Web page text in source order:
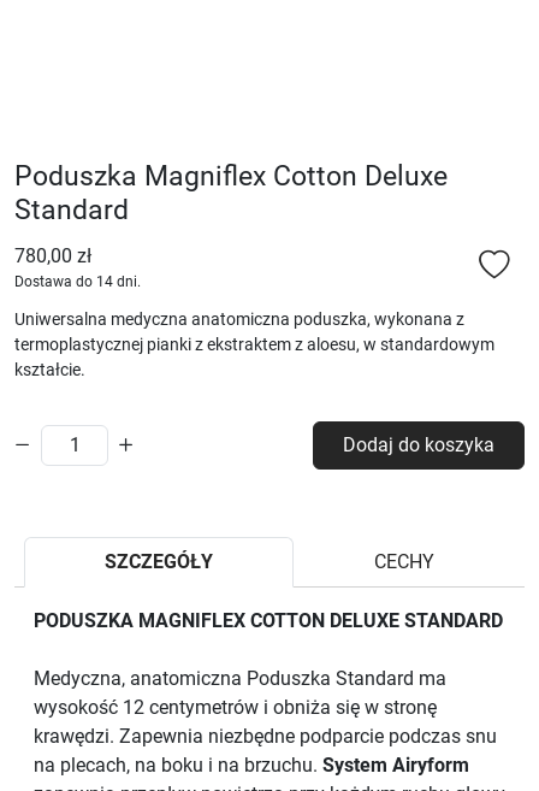
Poduszka Magniflex Cotton Deluxe
Standard
780,00 zł
Dostawa do 14 dni.
Uniwersalna medyczna anatomiczna poduszka, wykonana z
termoplastycznej pianki z ekstraktem z aloesu, w standardowym
kształcie.
Dodaj do koszyka
SZCZEGÓŁY CECHY
PODUSZKA MAGNIFLEX COTTON DELUXE STANDARD
Medyczna, anatomiczna Poduszka Standard ma
wysokość 12 centymetrów i obniża się w stronę
krawędzi. Zapewnia niezbędne podparcie podczas snu
na plecach, na boku i na brzuchu. System Airyform